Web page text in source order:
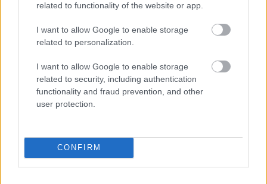
related to functionality of the website or app.
I want to allow Google to enable storage
related to personalization.
I want to allow Google to enable storage
related to security, including authentication
functionality and fraud prevention, and other
user protection.
CONFIRM
από τα ξακουστά μαγειρευτά της την καθιστούν
αγαπημένη επιλογή. Στα των μαγειρευτών, την
παράσταση κλέβουν εύκολα το λεμονάτο χοιρινό,
τα ζουμερά γεμιστά και το κοκκινιστό μοσχαράκι.
Αξίζει να δοκιμάσετε, πλην μαγειρευτών, και το
δικό τους γίδινο λουκάνικο, καθώς επίσης και
κοτόπιτα. Οι τιμές κυμαίνονται στα 15-20€ το